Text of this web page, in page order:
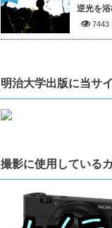
逆光を
7443
明治大学出版に当サ
撮影に使用している